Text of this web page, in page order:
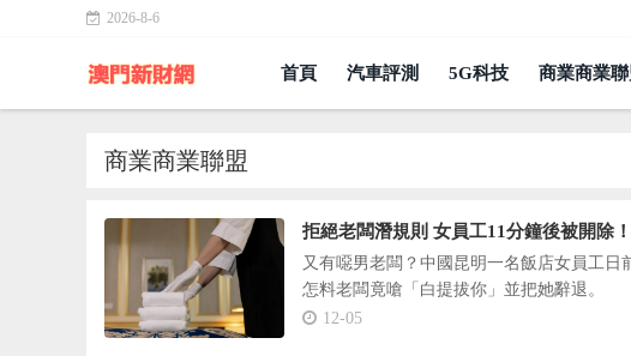
2026-8-6
首頁 汽車評測 5G科技 商業商業聯
商業商業聯盟
拒絕老闆潛規則 女員工11分鐘後被開除
又有噁男老闆？中國昆明一名飯店女員工日
怎料老闆竟嗆「白提拔你」並把她辭退。
12-05